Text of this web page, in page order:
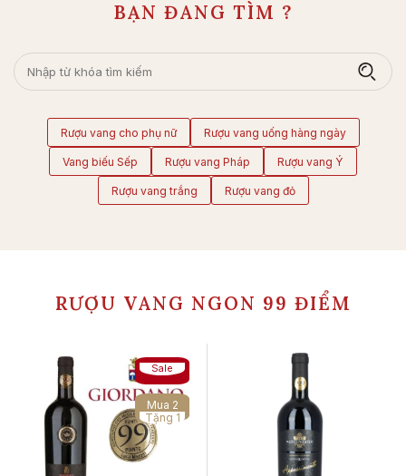
BẠN ĐANG TÌM ?
Rượu vang cho phụ nữ Rượu vang uống hàng ngày
Vang biếu Sếp Rượu vang Pháp Rượu vang Ý
Rượu vang trắng Rượu vang đỏ
RƯỢU VANG NGON 99 ĐIỂM
Sale
Mua 2
Tặng 1